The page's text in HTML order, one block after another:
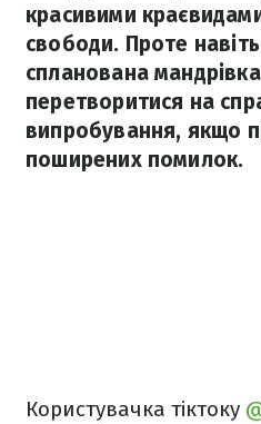
красивими
свободи. Проте
спланована
перетворитися на
випробування, якщо
поширених помилок.
Користувачка тіктоку